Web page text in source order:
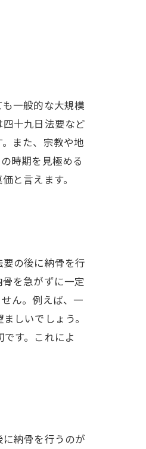
一般的な大規模
十九日法要など
また、宗教や地
時期を見極める
と言えます。
の後に納骨を行
を急がずに一定
ん。例えば、一
しいでしょう。
す。これによ
納骨を行うのが